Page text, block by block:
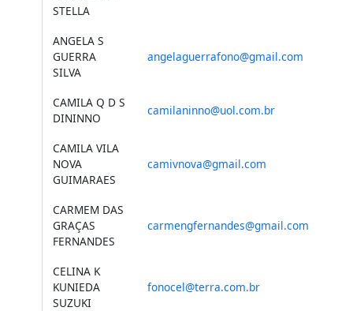
STELLA
ANGELA S
GUERRA
SILVA
angelaguerrafono@gmail.com
CAMILA Q D S
DININNO
camilaninno@uol.com.br
CAMILA VILA
NOVA
GUIMARAES
camivnova@gmail.com
CARMEM DAS
GRAÇAS
FERNANDES
carmengfernandes@gmail.com
CELINA K
KUNIEDA
SUZUKI
fonocel@terra.com.br